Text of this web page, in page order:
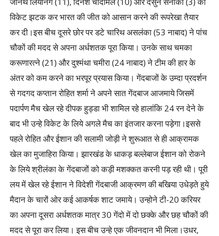
विकेट झटक कर भारत की जीत को आसान करने की रूपरेखा तैयार
कर दी।इस बीच दूसरे छोर पर डटे चारिथ असलंका (53 नाबाद) ने पांच
चौकों की मदद से अपना अर्धशतक पूरा किया। उनके साथ चमका
करूणारत्ने (21) और दुश्मंथा चमीरा (24 नाबाद) ने टीम की हार के
अंतर को कम करने का भरपूर प्रयास किया। गेंदबाजों के उम्दा प्रदर्शन
से गदगद कप्तान रोहित शर्मा ने अपने सात गेंदबाज आजमाये जिसमें
पदार्पण मैच खेल रहे दीपक हुड्डा भी शामिल रहे हालांकि 24 रन देने के
बाद भी उन्हे विकेट के लिये अगले मैच का इंतजार करना पड़ेगा।इससे
पहले रोहित और ईशान की सलामी जोड़ी ने शुरूआत से ही आक्रामक
खेल का मुजाहिरा किया। झारखंड के धाकड़ बल्लेबाज ईशान को रोकने
के लिये श्रीलंका के गेंदबाजों को कड़ी मशक्कत करनी पड़ रही थी। पूरी
लय में खेल रहे ईशान ने विदेशी गेंदबाजी आक्रमण की बखिया उधेड़ते हुये
मैदान के चारों ओर कई आकर्षक शाट जमाये। उन्होने टी-20 करियर
का अपना दूसरा अर्धशतक मात्र 30 गेंदो में दो छक्के और छह चौकों की
मदद से पूरा कर लिया। इस बीच उन्हे एक जीवनदान भी मिला।उधर,